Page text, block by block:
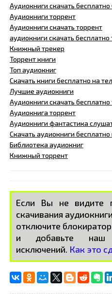
Аудиокниги скачать бесплатно
Аудиокниги торрент
Аудиокниги скачать торрент
аудиокниги скачать бесплатно
Книжный трекер
Торрент книги
Топ аудиокниг
Скачать книги бесплатно на
Лучшие аудиокниги
Аудиокниги скачать бесплатно
Аудиокнига торрент
Аудиокниги фантастика
Скачать аудиокниги
Библиотека аудиокниг
Книжный торрент
Если Вы не видите
скачивания аудиокниги
отключите
и добавьте
исключений. Как это